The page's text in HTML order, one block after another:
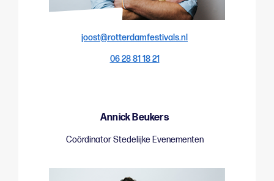
joost@rotterdamfestivals.nl
06 28 81 18 21
Annick Beukers
Coördinator Stedelijke Evenementen